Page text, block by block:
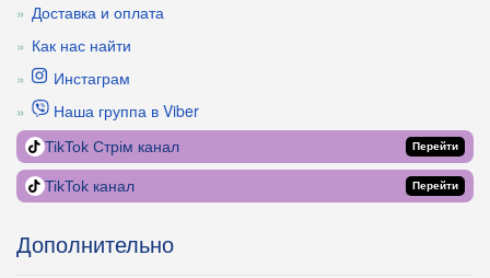
Доставка и оплата
Как нас найти
Инстаграм
Наша группа в Viber
TikTok Стрім канал Перейти
TikTok канал Перейти
Дополнительно